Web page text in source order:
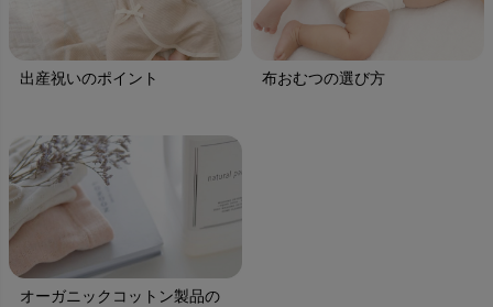
出産祝いのポイント 布おむつの選び方
オーガニックコットン製品の